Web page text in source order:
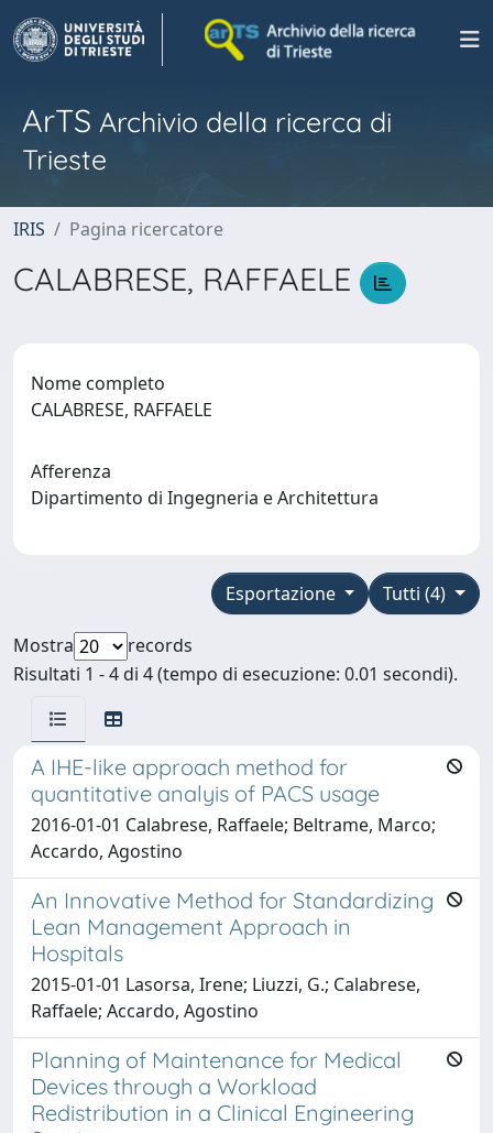
ArTS Archivio della ricerca di
Trieste
IRIS Pagina ricercatore
CALABRESE, RAFFAELE
Nome completo
CALABRESE, RAFFAELE
Afferenza
Dipartimento di Ingegneria e Architettura
Tutti (4)
Esportazione
Mostra
records
Risultati 1 - 4 di 4 (tempo di esecuzione: 0.01 secondi).
A IHE-like approach method for
quantitative analyis of PACS usage
2016-01-01 Calabrese, Raffaele; Beltrame, Marco;
Accardo, Agostino
An Innovative Method for Standardizing
Lean Management Approach in
Hospitals
2015-01-01 Lasorsa, Irene; Liuzzi, G.; Calabrese,
Raffaele; Accardo, Agostino
Planning of Maintenance for Medical
Devices through a Workload
Redistribution in a Clinical Engineering